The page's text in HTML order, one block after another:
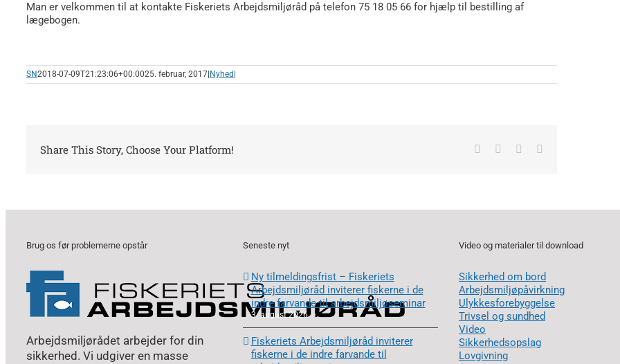
Man er velkommen til at kontakte Fiskeriets Arbejdsmiljøråd på telefon 75 18 05 66 for hjælp til bestilling af
lægebogen.
SN2018-07-09T21:23:06+00:0025. februar, 2017 Nyhed
Share This Story, Choose Your Platform! Facebook LinkedIn
Brug os før problemerne opstår
Arbejdsmiljørådet arbejder for din
sikkerhed. Vi udgiver en masse
Seneste nyt
Ny tilmeldingsfrist – Fiskeriets
Arbejdsmiljøråd inviterer fiskerne i de
indre farvande til arbejdsmiljøseminar
3. august 2026
Fiskeriets Arbejdsmiljøråd inviterer
fiskerne i de indre farvande til
Video og materialer til download
Sikkerhed om bord
Arbejdsmiljøpåvirkning
Ulykkesforebyggelse
Trivsel og sundhed
Video
Sikkerhedsopslag
Lovgivning